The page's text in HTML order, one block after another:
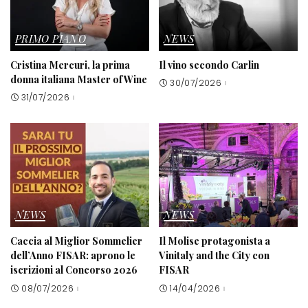
PRIMO PIANO
Cristina Mercuri, la prima
donna italiana Master of Wine
31/07/2026
NEWS
Il vino secondo Carlin
30/07/2026
NEWS
Caccia al Miglior Sommelier
dell’Anno FISAR: aprono le
iscrizioni al Concorso 2026
08/07/2026
NEWS
Il Molise protagonista a
Vinitaly and the City con
FISAR
14/04/2026